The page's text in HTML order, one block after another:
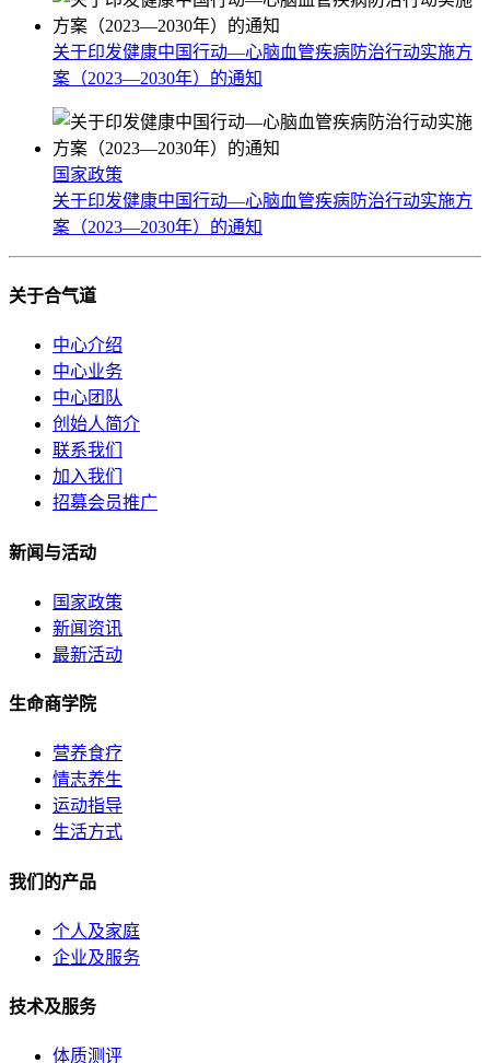
关于印发健康中国行动—心脑血管疾病防治行动实施方
案（2023—2030年）的通知
国家政策
关于印发健康中国行动—心脑血管疾病防治行动实施方
案（2023—2030年）的通知
关于合气道
中心介绍
中心业务
中心团队
创始人简介
联系我们
加入我们
招募会员推广
新闻与活动
国家政策
新闻资讯
最新活动
生命商学院
营养食疗
情志养生
运动指导
生活方式
我们的产品
个人及家庭
企业及服务
技术及服务
体质测评